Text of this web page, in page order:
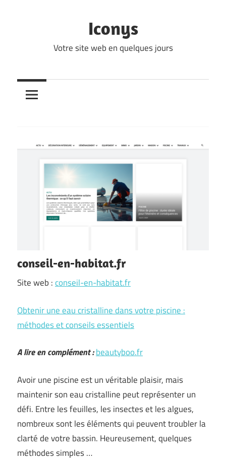
Iconys
Votre site web en quelques jours
conseil-en-habitat.fr
Site web :conseil-en-habitat.fr
Obtenir une eau cristalline dans votre piscine :
méthodes et conseils essentiels
A lire en complément :beautyboo.fr
Avoir une piscine est un véritable plaisir, mais
maintenir son eau cristalline peut représenter un
défi. Entre les feuilles, les insectes et les algues,
nombreux sont les éléments qui peuvent troubler la
clarté de votre bassin. Heureusement, quelques
méthodes simples …